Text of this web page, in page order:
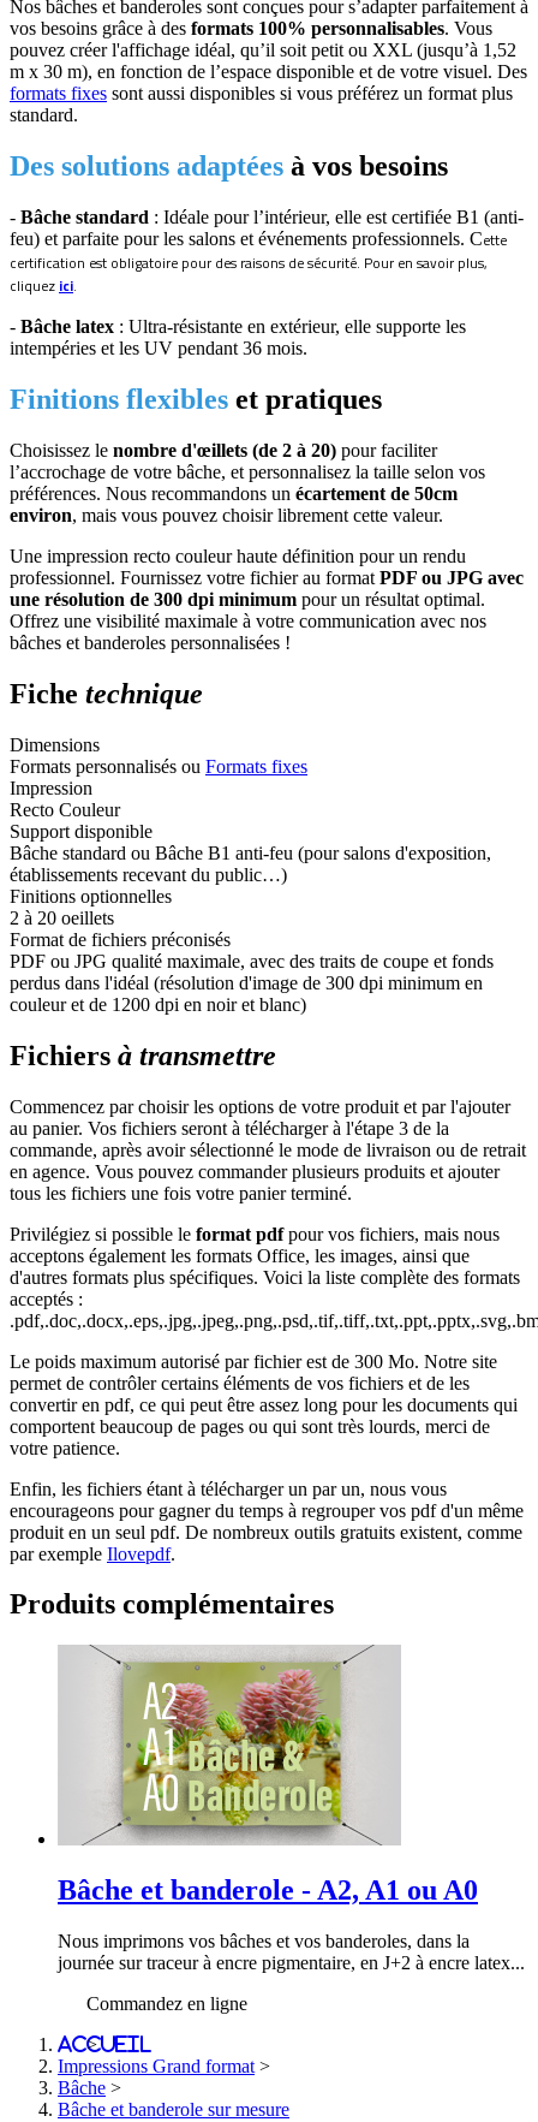
Nos bâches et banderoles sont conçues pour s’adapter parfaitement à
vos besoins grâce à des formats 100% personnalisables. Vous
pouvez créer l'affichage idéal, qu’il soit petit ou XXL (jusqu’à 1,52
m x 30 m), en fonction de l’espace disponible et de votre visuel. Des
formats fixes sont aussi disponibles si vous préférez un format plus
standard.
Des solutions adaptées à vos besoins
- Bâche standard : Idéale pour l’intérieur, elle est certifiée B1 (anti-
feu) et parfaite pour les salons et événements professionnels. Cette
certification est obligatoire pour des raisons de sécurité. Pour en savoir plus,
cliquez ici.
- Bâche latex : Ultra-résistante en extérieur, elle supporte les
intempéries et les UV pendant 36 mois.
Finitions flexibles et pratiques
Choisissez le nombre d'œillets (de 2 à 20) pour faciliter
l’accrochage de votre bâche, et personnalisez la taille selon vos
préférences. Nous recommandons un écartement de 50cm
environ, mais vous pouvez choisir librement cette valeur.
Une impression recto couleur haute définition pour un rendu
professionnel. Fournissez votre fichier au format PDF ou JPG avec
une résolution de 300 dpi minimum pour un résultat optimal.
Offrez une visibilité maximale à votre communication avec nos
bâches et banderoles personnalisées !
Fiche technique
Dimensions
Formats personnalisés ou Formats fixes
Impression
Recto Couleur
Support disponible
Bâche standard ou Bâche B1 anti-feu (pour salons d'exposition,
établissements recevant du public…)
Finitions optionnelles
2 à 20 oeillets
Format de fichiers préconisés
PDF ou JPG qualité maximale, avec des traits de coupe et fonds
perdus dans l'idéal (résolution d'image de 300 dpi minimum en
couleur et de 1200 dpi en noir et blanc)
Fichiers à transmettre
Commencez par choisir les options de votre produit et par l'ajouter
au panier. Vos fichiers seront à télécharger à l'étape 3 de la
commande, après avoir sélectionné le mode de livraison ou de retrait
en agence. Vous pouvez commander plusieurs produits et ajouter
tous les fichiers une fois votre panier terminé.
Privilégiez si possible le format pdfpour vos fichiers, mais nous
acceptons également les formats Office, les images, ainsi que
d'autres formats plus spécifiques. Voici la liste complète des formats
acceptés :
Le poids maximum autorisé par fichier est de 300 Mo. Notre site
permet de contrôler certains éléments de vos fichiers et de les
convertir en pdf, ce qui peut être assez long pour les documents qui
comportent beaucoup de pages ou qui sont très lourds, merci de
votre patience.
Enfin, les fichiers étant à télécharger un par un, nous vous
encourageons pour gagner du temps à regrouper vos pdf d'un même
produit en un seul pdf. De nombreux outils gratuits existent, comme
par exemple Ilovepdf.
Produits complémentaires
Bâche et banderole - A2, A1 ou A0
Nous imprimons vos bâches et vos banderoles, dans la
journée sur traceur à encre pigmentaire, en J+2 à encre latex...
Commandez en ligne
Accueil
>
Impressions Grand format >
Bâche >
Bâche et banderole sur mesure